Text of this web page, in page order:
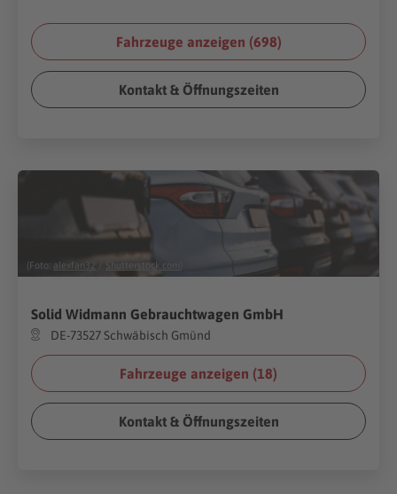
Fahrzeuge anzeigen (698)
Kontakt & Öffnungszeiten
(Foto: alexfan32 Shutterstock.com
Solid Widmann Gebrauchtwagen GmbH
DE-73527 Schwäbisch Gmünd
Fahrzeuge anzeigen (18)
Kontakt & Öffnungszeiten